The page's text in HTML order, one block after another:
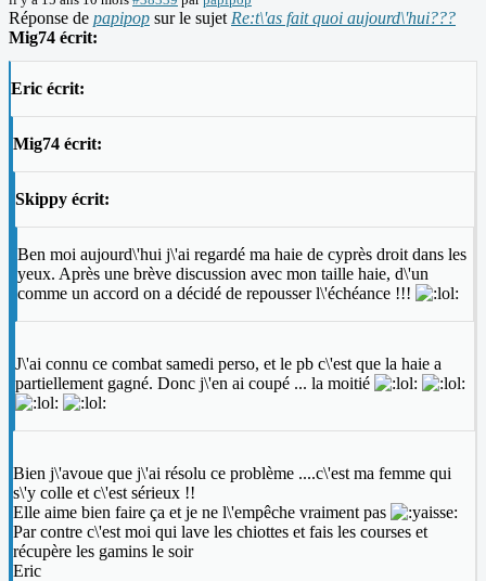
Réponse de papipop sur le sujet Re:t\'as fait quoi aujourd\'hui???
Mig74 écrit:
Eric écrit:
Mig74 écrit:
Skippy écrit:
Ben moi aujourd\'hui j\'ai regardé ma haie de cyprès droit dans les
yeux. Après une brève discussion avec mon taille haie, d\'un
comme un accord on a décidé de repousser l\'échéance !!!
J\'ai connu ce combat samedi perso, et le pb c\'est que la haie a
partiellement gagné. Donc j\'en ai coupé ... la moitié
Bien j\'avoue que j\'ai résolu ce problème ....c\'est ma femme qui
s\'y colle et c\'est sérieux !!
Elle aime bien faire ça et je ne l\'empêche vraiment pas
Par contre c\'est moi qui lave les chiottes et fais les courses et
récupère les gamins le soir
Eric